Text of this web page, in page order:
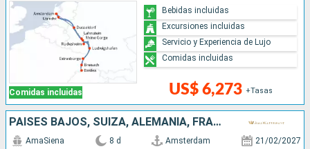
Comidas incluidas US$ 6,273 +Tasas
Bebidas incluidas
Excursiones incluidas
Servicio y Experiencia de Lujo
Comidas incluidas
PAISES BAJOS, SUIZA, ALEMANIA, FRANCIA
AmaSiena 8 d Amsterdam 21/02/2027